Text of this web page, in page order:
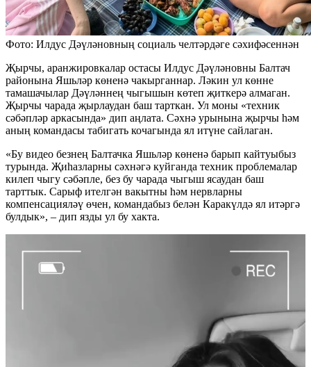
Фото: Илдус Дәүләновның социаль челтәрдәге сәхифәсеннән
Җырчы, аранжировкалар остасы Илдус Дәүләновны Балтач
районына Яшьләр көненә чакырганнар. Ләкин ул көнне
тамашачылар Дәүләннең чыгышын көтеп җиткерә алмаган.
Җырчы чарада җырлаудан баш тарткан. Ул моны «техник
сәбәпләр аркасында» дип аңлата. Сәхнә урынына җырчы һәм
аның командасы табигать кочагында ял итүне сайлаган.
«Бу видео безнең Балтачка Яшьләр көненә барып кайтуыбыз
турында. Җиһазларны сәхнәгә куйганда техник проблемалар
килеп чыгу сәбәпле, без бу чарада чыгыш ясаудан баш
тарттык. Сарыф ителгән вакытны һәм нервларны
компенсацияләү өчен, командабыз белән Каракүлдә ял итәргә
булдык», – дип язды ул бу хакта.